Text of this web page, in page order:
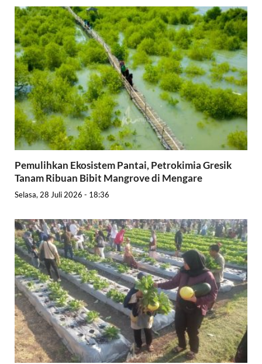
Pemulihkan Ekosistem Pantai, Petrokimia Gresik
Tanam Ribuan Bibit Mangrove di Mengare
Selasa, 28 Juli 2026 - 18:36